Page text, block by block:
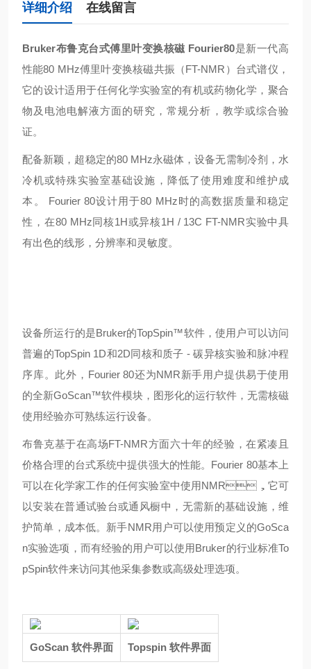
详细介绍 在线留言
Bruker布鲁克台式傅里叶变换核磁 Fourier80是新一代高
性能80 MHz傅里叶变换核磁共振（FT-NMR）台式谱仪，
它的设计适用于任何化学实验室的有机或药物化学，聚合
物及电池电解液方面的研究，常规分析，教学或综合验
证。
配备新颖，超稳定的80 MHz永磁体，设备无需制冷剂，水
冷机或特殊实验室基础设施，降低了使用难度和维护成
本。 Fourier 80设计用于80 MHz时的高数据质量和稳定
性，在80 MHz同核1H或异核1H / 13C FT-NMR实验中具
有出色的线形，分辨率和灵敏度。
设备所运行的是Bruker的TopSpin™软件，使用户可以访问
普遍的TopSpin 1D和2D同核和质子 - 碳异核实验和脉冲程
序库。此外，Fourier 80还为NMR新手用户提供易于使用
的全新GoScan™软件模块，图形化的运行软件，无需核磁
使用经验亦可熟练运行设备。
布鲁克基于在高场FT-NMR方面六十年的经验，在紧凑且
价格合理的台式系统中提供强大的性能。Fourier 80基本上
可以在化学家工作的任何实验室中使用NMR，它可
以安装在普通试验台或通风橱中，无需新的基础设施，维
护简单，成本低。新手NMR用户可以使用预定义的GoSca
n实验选项，而有经验的用户可以使用Bruker的行业标准To
pSpin软件来访问其他采集参数或高级处理选项。
GoScan 软件界面 Topspin 软件界面